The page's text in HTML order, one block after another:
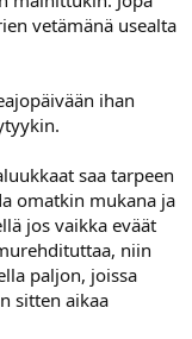
vetämänä usealta
ihan
saa tarpeen
omatkin mukana ja
jos vaikka eväät
niin
paljon, joissa
sitten aikaa